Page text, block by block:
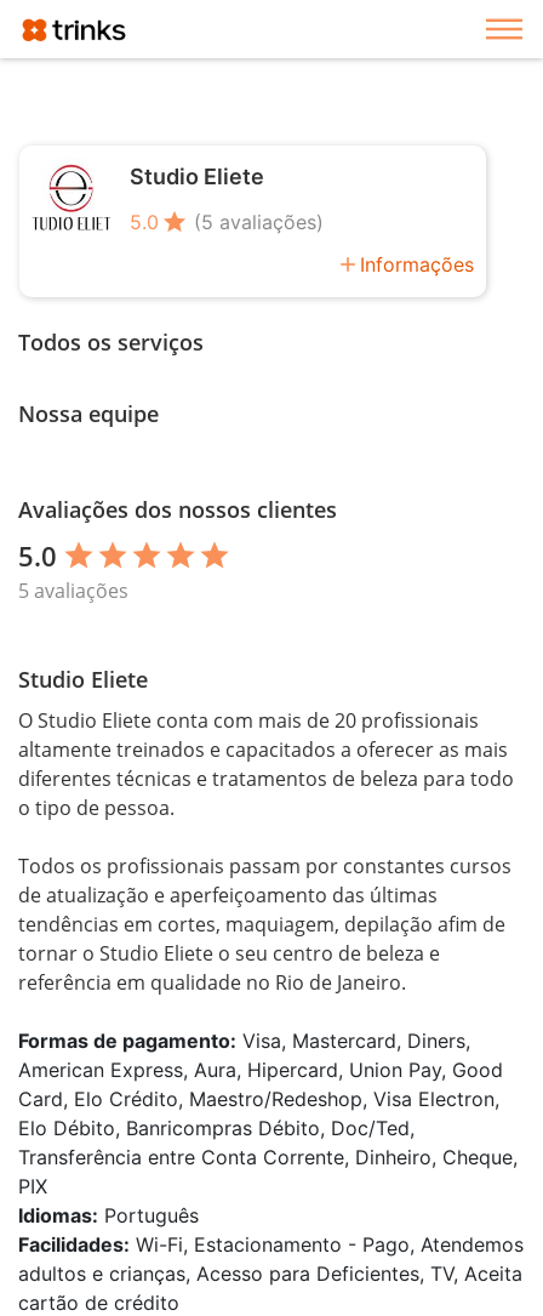
Studio Eliete
5.0 star (5 avaliações)
add Informações
Todos os serviços
Nossa equipe
Avaliações dos nossos clientes
5.0 star star star star star
5 avaliações
Studio Eliete
O Studio Eliete conta com mais de 20 profissionais
altamente treinados e capacitados a oferecer as mais
diferentes técnicas e tratamentos de beleza para todo
o tipo de pessoa.
Todos os profissionais passam por constantes cursos
de atualização e aperfeiçoamento das últimas
tendências em cortes, maquiagem, depilação afim de
tornar o Studio Eliete o seu centro de beleza e
referência em qualidade no Rio de Janeiro.
Formas de pagamento: Visa, Mastercard, Diners,
American Express, Aura, Hipercard, Union Pay, Good
Card, Elo Crédito, Maestro/Redeshop, Visa Electron,
Elo Débito, Banricompras Débito, Doc/Ted,
Transferência entre Conta Corrente, Dinheiro, Cheque,
PIX
Idiomas: Português
Facilidades: Wi-Fi, Estacionamento - Pago, Atendemos
adultos e crianças, Acesso para Deficientes, TV, Aceita
cartão de crédito